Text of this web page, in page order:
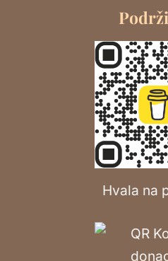
Hvala na